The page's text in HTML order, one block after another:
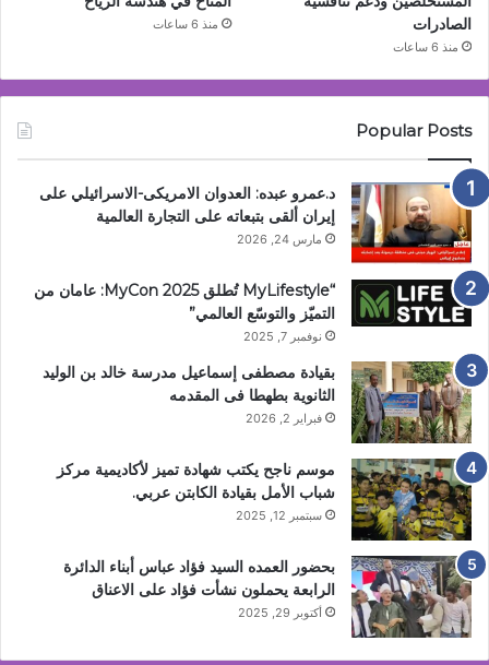
الصادرات
منذ 6 ساعات
منذ 6 ساعات
Popular Posts
د.عمرو عبده: العدوان الامريكى-الاسرائيلي على
إيران ألقى بتبعاته على التجارة العالمية
مارس 24, 2026
“MyLifestyle تُطلق MyCon 2025: عامان من
التميّز والتوسّع العالمي”
نوفمبر 7, 2025
بقيادة مصطفى إسماعيل مدرسة خالد بن الوليد
الثانوية بطهطا فى المقدمه
فبراير 2, 2026
موسم ناجح يكتب شهادة تميز لأكاديمية مركز
شباب الأمل بقيادة الكابتن عربي.
سبتمبر 12, 2025
بحضور العمده السيد فؤاد عباس أبناء الدائرة
الرابعة يحملون نشأت فؤاد على الاعناق
أكتوبر 29, 2025